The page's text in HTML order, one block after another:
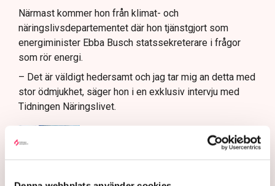
Närmast kommer hon från klimat- och
näringslivsdepartementet där hon tjänstgjort som
energiminister Ebba Busch statssekreterare i frågor
som rör energi.
– Det är väldigt hedersamt och jag tar mig an detta med
stor ödmjukhet, säger hon i en exklusiv intervju med
Tidningen Näringslivet.
regeringens nya plan för
elsystemet: ”Vi har varit